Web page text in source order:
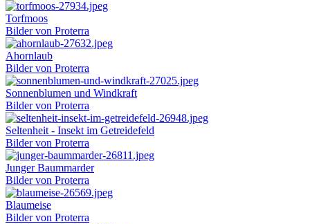
Torfmoos
Bilder von Proterra
Ahornlaub
Bilder von Proterra
Sonnenblumen und Windkraft
Bilder von Proterra
Seltenheit - Insekt im Getreidefeld
Bilder von Proterra
Junger Baummarder
Bilder von Proterra
Blaumeise
Bilder von Proterra